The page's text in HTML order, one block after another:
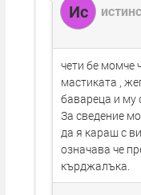
Ис
чети бе момче
мастиката ,
бавареца и му
За сведение
да я караш с
означава че
кърджалъка.